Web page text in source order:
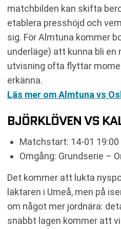
matchbilden kan skifta
etablera presshöjd och
sig. För Almtuna kommer
underläge) att kunna bli
utvisning ofta flyttar
erkänna.
Läs mer om Almtuna vs
BJÖRKLÖVEN VS
Matchstart: 14-01 19:00
Omgång: Grundserie –
Det kommer att lukta
läktaren i Umeå, men på
om något mer jordnära:
snabbt lagen kommer att